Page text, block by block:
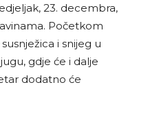
23. decembra,
Početkom
i snijeg u
gdje će i dalje
dodatno će